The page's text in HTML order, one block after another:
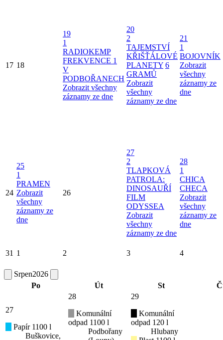
17 18
19
1
RADIOKEMP
FREKVENCE 1
V
PODBOŘANECH
Zobrazit všechny
záznamy ze dne
20
2
TAJEMSTVÍ
KŘIŠŤÁLOVÉ
PLANETY 6
GRAMŮ
Zobrazit
všechny
záznamy ze dne
21
1
BOJOVNÍK
Zobrazit
všechny
záznamy ze
dne
24
25
1
PRAMEN
Zobrazit
všechny
záznamy ze
dne
26
27
2
TLAPKOVÁ
PATROLA:
DINOSAUŘÍ
FILM
ODYSSEA
Zobrazit
všechny
záznamy ze dne
28
1
CHICA
CHECA
Zobrazit
všechny
záznamy ze
dne
31 1 2 3 4
Srpen2026
Po
Út St
27
Papír 1100 l
Buškovice,
28
Komunální
odpad 1100 l
Podbořany
29
Komunální
odpad 120 l
Hlubany